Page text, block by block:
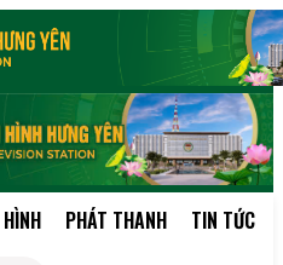
PHÁT THANH TIN TỨC